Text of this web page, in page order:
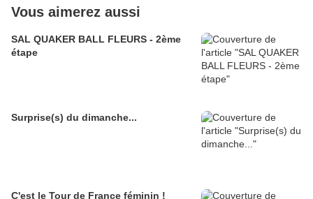
Vous aimerez aussi
SAL QUAKER BALL FLEURS - 2ème
étape
Surprise(s) du dimanche...
C'est le Tour de France féminin !